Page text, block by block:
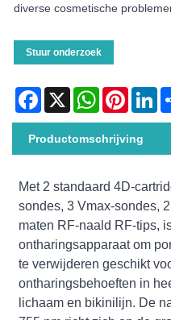
diverse cosmetische
Stuur onderzoek
Facebook
X WhatsApp
Productomschrijving
Met 2 standaard 4D-
sondes, 3 Vmax-sondes,
maten RF-naald RF-tips,
ontharingsapparaat om
te verwijderen geschikt
ontharingsbehoeften in
lichaam en bikinilijn. De